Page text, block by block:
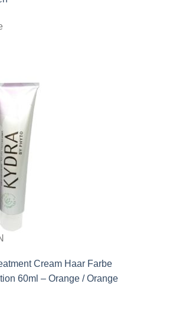
Cream Haar Farbe
60ml – Orange / Orange